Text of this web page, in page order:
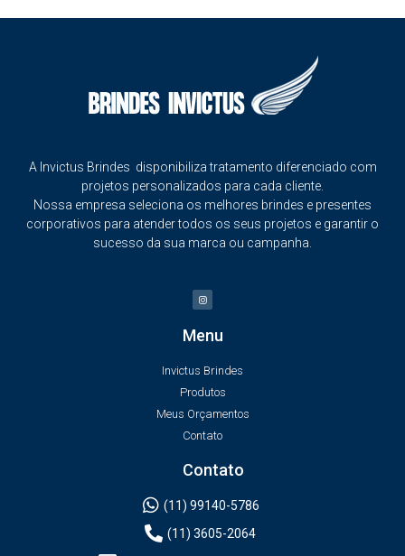
A Invictus Brindes disponibiliza tratamento diferenciado com
projetos personalizados para cada cliente.
Nossa empresa seleciona os melhores brindes e presentes
corporativos para atender todos os seus projetos e garantir o
sucesso da sua marca ou campanha.
Menu
Invictus Brindes
Produtos
Meus Orçamentos
Contato
Contato
(11) 99140-5786
(11) 3605-2064